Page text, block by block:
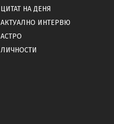
ЦИТАТ НА ДЕНЯ
АКТУАЛНО ИНТЕРВЮ
АСТРО
ЛИЧНОСТИ